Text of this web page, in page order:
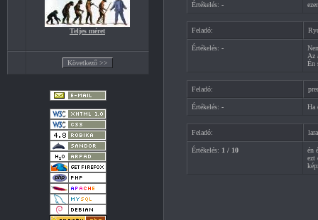
Teljes méret
Értékelés: -
Feladó:
Értékelés: -
Az
Én
Feladó:
Értékelés: - Ha
Feladó:
Értékelés: 1 / 10
én
ezt